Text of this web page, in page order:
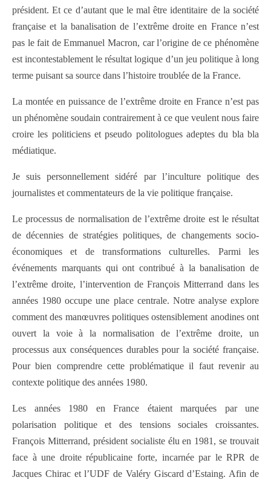
président. Et ce d’autant que le mal être identitaire de la société
française et la banalisation de l’extrême droite en France n’est
pas le fait de Emmanuel Macron, car l’origine de ce phénomène
est incontestablement le résultat logique d’un jeu politique à long
terme puisant sa source dans l’histoire troublée de la France.
La montée en puissance de l’extrême droite en France n’est pas
un phénomène soudain contrairement à ce que veulent nous faire
croire les politiciens et pseudo politologues adeptes du bla bla
médiatique.
Je suis personnellement sidéré par l’inculture politique des
journalistes et commentateurs de la vie politique française.
Le processus de normalisation de l’extrême droite est le résultat
de décennies de stratégies politiques, de changements socio-
économiques et de transformations culturelles. Parmi les
événements marquants qui ont contribué à la banalisation de
l’extrême droite, l’intervention de François Mitterrand dans les
années 1980 occupe une place centrale. Notre analyse explore
comment des manœuvres politiques ostensiblement anodines ont
ouvert la voie à la normalisation de l’extrême droite, un
processus aux conséquences durables pour la société française.
Pour bien comprendre cette problématique il faut revenir au
contexte politique des années 1980.
Les années 1980 en France étaient marquées par une
polarisation politique et des tensions sociales croissantes.
François Mitterrand, président socialiste élu en 1981, se trouvait
face à une droite républicaine forte, incarnée par le RPR de
Jacques Chirac et l’UDF de Valéry Giscard d’Estaing. Afin de